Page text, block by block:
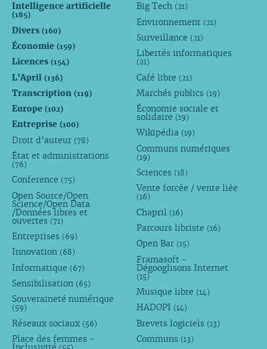
Intelligence artificielle
(185)
Divers (160)
Économie (159)
Licences (154)
L’April (136)
Transcription (119)
Europe (102)
Entreprise (100)
Droit d’auteur (78)
État et administrations
(76)
Conference (75)
Open Source/Open
Science/Open Data
/Données libres et
ouvertes (71)
Entreprises (69)
Innovation (68)
Informatique (67)
Sensibilisation (65)
Souveraineté numérique
(59)
Réseaux sociaux (56)
Place des femmes -
Big Tech (21)
Environnement (21)
Surveillance (21)
Libertés informatiques
(21)
Café libre (21)
Marchés publics (19)
Économie sociale et
solidaire (19)
Wikipédia (19)
Communs numériques
(19)
Sciences (18)
Vente forcée / vente liée
(16)
Chapril (16)
Parcours libriste (16)
Open Bar (15)
Framasoft -
Dégooglisons Internet
(15)
Musique libre (14)
HADOPI (14)
Brevets logiciels (13)
Communs (13)